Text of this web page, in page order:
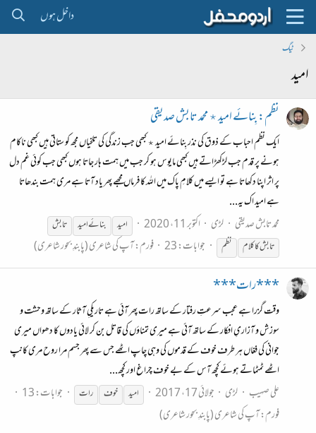
داخل ہوں
ٹیگ
امید
نظم: بِنائے امید ٭ محمد تابش صدیقی
ایک نظم احباب کے ذوق کی نذر بِنائے امید ٭ کبھی جب زندگی کی تلخیاں مجھ کو ستاتی ہیں کبھی ناکام
ہونے پر قدم جب لڑکھڑاتے ہیں کبھی مایوس ہو کر جب میں ہمت ہار جاتا ہوں کبھی جب کوئی غم دل
پر اثر اپنا دکھاتا ہے تو ایسے میں کلامِ پاک میں اللہ کا فرماں مجھے پھر یاد آتا ہے مری ہمت بندھاتا
ہے امید اک یہ...
محمد تابش صدیقی
لڑی اکتوبر 11، 2020 امید بنائےامید
تابش
تابش کا کلام
نظم جوابات: 23 فورم:آپ کی شاعری (پابندِ بحور شاعری)
***رات***
وقت گزرا ہے عجب سرعتِ رفتار کے ساتھ رات پھر آئی ہے تاریکیِ آثار کے ساتھ وحشت و
سوزش و آزاریِ افکار کے ساتھ آئی ہے میری تمناؤں کی قاتل بن کر لائی یادوں کا دھواں میری
جوانی کی فغاں ہر طرف خوف کے قدموں کی وہی چاپ اٹھے جس سے پھر جسم مرا روح مری کانپ
اٹھے ٹمٹماتے ہوئے کچھ آس کے بے خوف چراغ اور کچھ...
علی صہیب
لڑی جولائی 17، 2017 امید خوف رات
جوابات: 13
فورم:آپ کی شاعری (پابندِ بحور شاعری)